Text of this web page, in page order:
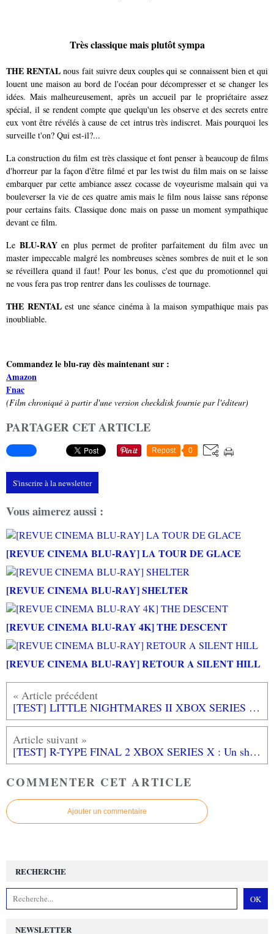
Très classique mais plutôt sympa
THE RENTAL nous fait suivre deux couples qui se connaissent bien et qui
louent une maison au bord de l'océan pour décompresser et se changer les
idées. Mais malheureusement, après un accueil par le propriétaire assez
spécial, il se rendent compte que quelqu'un les observe et des secrets entre
eux vont être révélés à cause de cet intrus très indiscret. Mais pourquoi les
surveille t'on? Qui est-il?...
La construction du film est très classique et font penser à beaucoup de films
d'horreur par la façon d'être filmé et par les twist du film mais on se laisse
embarquer par cette ambiance assez cocasse de voyeurisme malsain qui va
bouleverser la vie de ces quatre amis mais le film nous laisse sans réponse
pour certains faits. Classique donc mais on passe un moment sympathique
devant ce film.
Le BLU-RAYen plus permet de profiter parfaitement du film avec un
master impeccable malgré les nombreuses scènes sombres de nuit et le son
se réveillera quand il faut! Pour les bonus, c'est que du promotionnel qui
ne vous fera pas trop rentrer dans les coulisses de tournage.
THE RENTALest une séance cinéma à la maison sympathique mais pas
inoubliable.
Commandez le blu-ray dès maintenant sur :
Amazon
Fnac
(Film chroniqué à partir d'une version checkdisk fournie par l'éditeur)
PARTAGER CET ARTICLE
Repost 0
S'inscrire à la newsletter
Vous aimerez aussi :
[REVUE CINEMA BLU-RAY] LA TOUR DE GLACE
[REVUE CINEMA BLU-RAY] SHELTER
[REVUE CINEMA BLU-RAY 4K] THE DESCENT
[REVUE CINEMA BLU-RAY] RETOUR A SILENT HILL
[TEST] LITTLE NIGHTMARES II XBOX SERIES X : De la peur sans surprise
[TEST] R-TYPE FINAL 2 XBOX SERIES X : Un shoot'em up coincé dans le passé
COMMENTER CET ARTICLE
Ajouter un commentaire
NEWSLETTER
RECHERCHE